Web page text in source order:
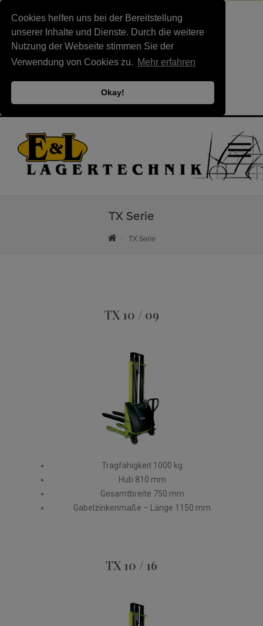
Cookies helfen uns bei der Bereitstellung
unserer Inhalte und Dienste. Durch die weitere
Nutzung der Webseite stimmen Sie der
Verwendung von Cookies zu. Mehr erfahren
Okay!
TX Serie
TX Serie
TX 10 / 09​
Tragfähigkeit 1000 kg
Hub 810 mm
Gesamtbreite 750 mm
Gabelzinkenmaße – Länge 1150 mm
TX 10 / 16